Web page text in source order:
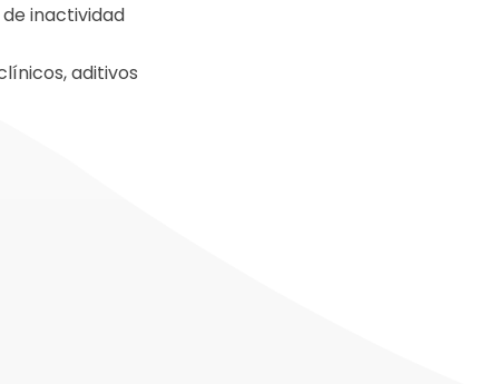
inactividad
aditivos